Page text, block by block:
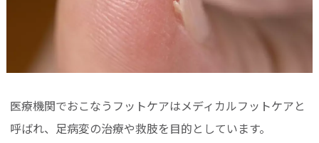
医療機関でおこなうフットケアはメディカルフットケアと
呼ばれ、足病変の治療や救肢を目的としています。